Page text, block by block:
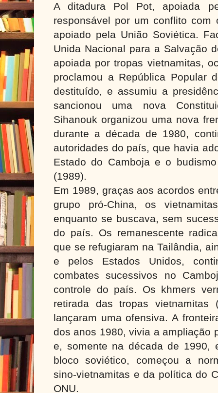
A ditadura Pol Pot, apoiada
responsável por um conflito com
apoiado pela União Soviética.
Unida Nacional para a Salvação
apoiada por tropas vietnamitas,
proclamou a República Popular
destituído, e assumiu a
sancionou uma nova
Sihanouk organizou uma nova
durante a década de 1980,
autoridades do país, que havia
Estado do Camboja e o
(1989).
Em 1989, graças aos acordos
grupo pró-China, os
enquanto se buscava, sem
do país. Os remanescente
que se refugiaram na Tailândia,
e pelos Estados Unidos,
combates sucessivos no
controle do país. Os khmers
retirada das tropas vietnamitas
lançaram uma ofensiva. A
dos anos 1980, vivia a ampliação
e, somente na década de 1990,
bloco soviético, começou a
sino-vietnamitas e da política do
ONU.